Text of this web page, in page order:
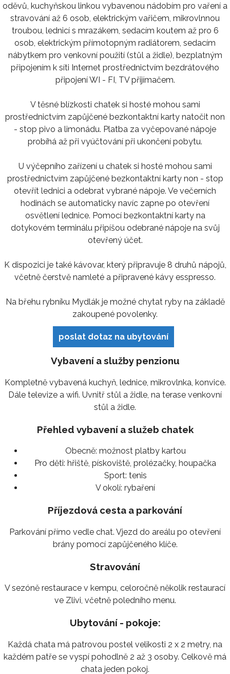
oděvů, kuchyňskou linkou vybavenou nádobím pro vaření a
stravování až 6 osob, elektrickým vařičem, mikrovlnnou
troubou, lednicí s mrazákem, sedacím koutem až pro 6
osob, elektrickým přímotopným radiátorem, sedacím
nábytkem pro venkovní použití (stůl a židle), bezplatným
připojením k síti Internet prostřednictvím bezdrátového
připojení WI - FI, TV přijímačem.
V těsné blízkosti chatek si hosté mohou sami
prostřednictvím zapůjčené bezkontaktní karty natočit non
- stop pivo a limonádu. Platba za vyčepované nápoje
probíhá až při vyúčtování při ukončení pobytu.
U výčepního zařízení u chatek si hosté mohou sami
prostřednictvím zapůjčené bezkontaktní karty non - stop
otevřít lednici a odebrat vybrané nápoje. Ve večerních
hodinách se automaticky navíc zapne po otevření
osvětlení lednice. Pomocí bezkontaktní karty na
dotykovém terminálu připíšou odebrané nápoje na svůj
otevřený účet.
K dispozici je také kávovar, který připravuje 8 druhů nápojů,
včetně čerstvě namleté a připravené kávy esspresso.
Na břehu rybníku Mydlák je možné chytat ryby na základě
zakoupené povolenky.
poslat dotaz na ubytování
Vybavení a služby penzionu
Kompletně vybavená kuchyň, lednice, mikrovlnka, konvice.
Dále televize a wifi. Uvnitř stůl a židle, na terase venkovní
stůl a židle.
Přehled vybavení a služeb chatek
Obecně: možnost platby kartou
Pro děti: hřiště, pískoviště, prolézačky, houpačka
Sport: tenis
V okolí: rybaření
Příjezdová cesta a parkování
Parkování přímo vedle chat. Vjezd do areálu po otevření
brány pomocí zapůjčeného klíče.
Stravování
V sezóně restaurace v kempu, celoročně několik restaurací
ve Zlivi, včetně poledního menu.
Ubytování - pokoje:
Každá chata má patrovou postel velikosti 2 x 2 metry, na
každém patře se vyspí pohodlně 2 až 3 osoby. Celkově má
chata jeden pokoj.